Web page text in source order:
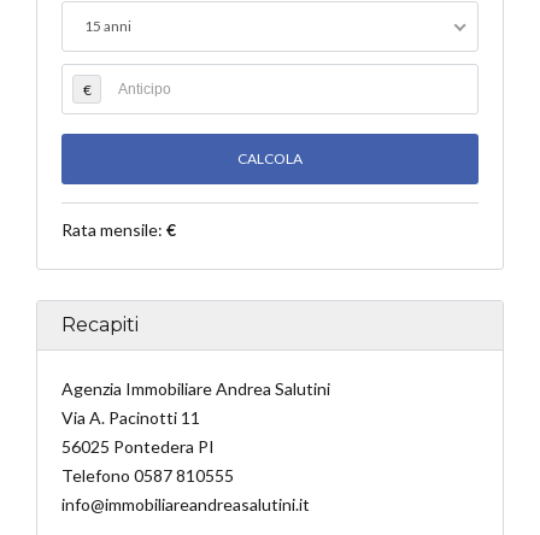
15 anni
€
Rata mensile: €
Recapiti
Agenzia Immobiliare Andrea Salutini
Via A. Pacinotti 11
56025 Pontedera PI
Telefono 0587 810555
info@immobiliareandreasalutini.it